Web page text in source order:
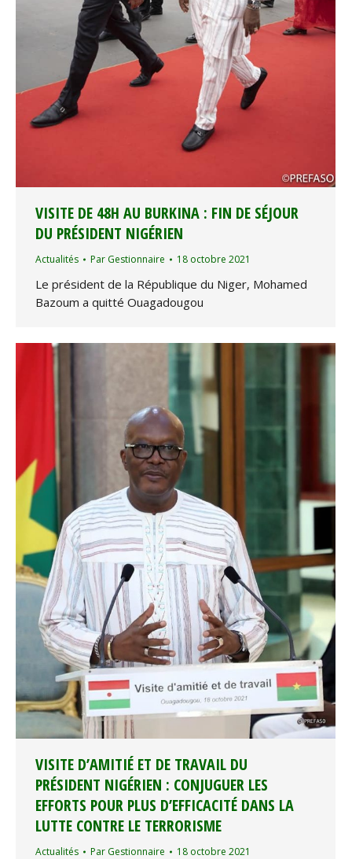
VISITE DE 48H AU BURKINA : FIN DE SÉJOUR
DU PRÉSIDENT NIGÉRIEN
Actualités Par Gestionnaire 18 octobre 2021
Le président de la République du Niger, Mohamed
Bazoum a quitté Ouagadougou
VISITE D’AMITIÉ ET DE TRAVAIL DU
PRÉSIDENT NIGÉRIEN : CONJUGUER LES
EFFORTS POUR PLUS D’EFFICACITÉ DANS LA
LUTTE CONTRE LE TERRORISME
Actualités Par Gestionnaire 18 octobre 2021